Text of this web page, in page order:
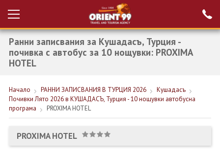
Вход за агенти
Проверка на
резервация
НОВА ГОДИНА ТУРЦИЯ
НОВА ГОДИНА
Ранни записвания за Кушадасъ, Турция -
почивка с автобус за 10 нощувки: PROXIMA
HOTEL
Начало РАННИ ЗАПИСВАНИЯ В ТУРЦИЯ 2026
Кушадасъ
Почивки Лято 2026 в КУШАДАСЪ, Турция - 10 нощувки автобусна
програма
PROXIMA HOTEL
PROXIMA HOTEL